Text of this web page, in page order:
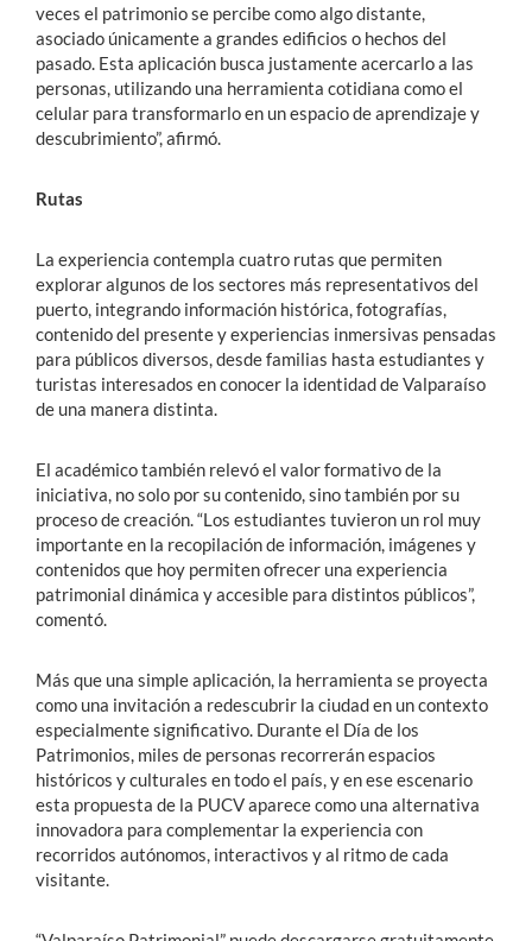
veces el patrimonio se percibe como algo distante,
asociado únicamente a grandes edificios o hechos del
pasado. Esta aplicación busca justamente acercarlo a las
personas, utilizando una herramienta cotidiana como el
celular para transformarlo en un espacio de aprendizaje y
descubrimiento”, afirmó.
Rutas
La experiencia contempla cuatro rutas que permiten
explorar algunos de los sectores más representativos del
puerto, integrando información histórica, fotografías,
contenido del presente y experiencias inmersivas pensadas
para públicos diversos, desde familias hasta estudiantes y
turistas interesados en conocer la identidad de Valparaíso
de una manera distinta.
El académico también relevó el valor formativo de la
iniciativa, no solo por su contenido, sino también por su
proceso de creación. “Los estudiantes tuvieron un rol muy
importante en la recopilación de información, imágenes y
contenidos que hoy permiten ofrecer una experiencia
patrimonial dinámica y accesible para distintos públicos”,
comentó.
Más que una simple aplicación, la herramienta se proyecta
como una invitación a redescubrir la ciudad en un contexto
especialmente significativo. Durante el Día de los
Patrimonios, miles de personas recorrerán espacios
históricos y culturales en todo el país, y en ese escenario
esta propuesta de la PUCV aparece como una alternativa
innovadora para complementar la experiencia con
recorridos autónomos, interactivos y al ritmo de cada
visitante.